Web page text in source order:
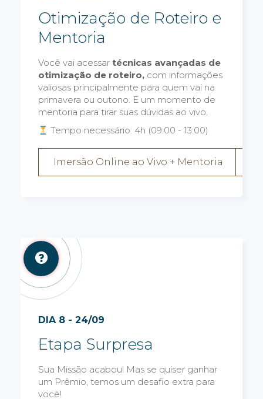
Otimização de Roteiro e
Mentoria
Você vai acessar técnicas avançadas de
otimização de roteiro, com informações
valiosas principalmente para quem vai na
primavera ou outono. E um momento de
mentoria para tirar suas dúvidas ao vivo.
Tempo necessário: 4h (09:00 - 13:00)
Imersão Online ao Vivo + Mentoria
DIA 8 - 24/09
Etapa Surpresa
Sua Missão acabou! Mas se quiser ganhar
um Prêmio, temos um desafio extra para
você!